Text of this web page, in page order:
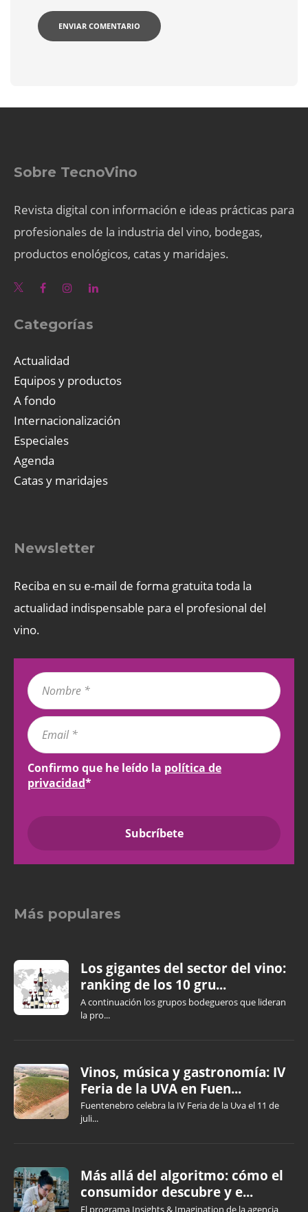
Sobre TecnoVino
Revista digital con información e ideas prácticas para
profesionales de la industria del vino, bodegas,
productos enológicos, catas y maridajes.
Categorías
Actualidad
Equipos y productos
A fondo
Internacionalización
Especiales
Agenda
Catas y maridajes
Newsletter
Reciba en su e-mail de forma gratuita toda la
actualidad indispensable para el profesional del
vino.
Confirmo que he leído la política de
privacidad*
Más populares
Los gigantes del sector del vino:
ranking de los 10 gru...
A continuación los grupos bodegueros que lideran
la pro...
Vinos, música y gastronomía: IV
Feria de la UVA en Fuen...
Fuentenebro celebra la IV Feria de la Uva el 11 de
juli...
Más allá del algoritmo: cómo el
consumidor descubre y e...
El programa Insights & Imagination de la agencia